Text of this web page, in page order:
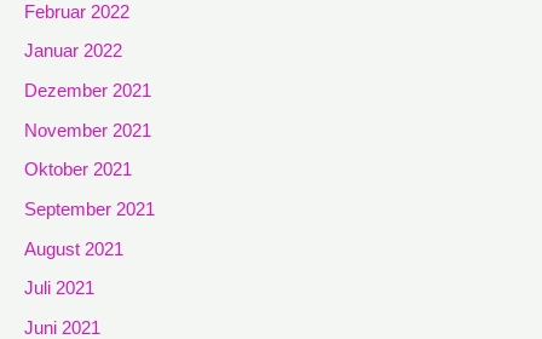
Februar 2022
Januar 2022
Dezember 2021
November 2021
Oktober 2021
September 2021
August 2021
Juli 2021
Juni 2021